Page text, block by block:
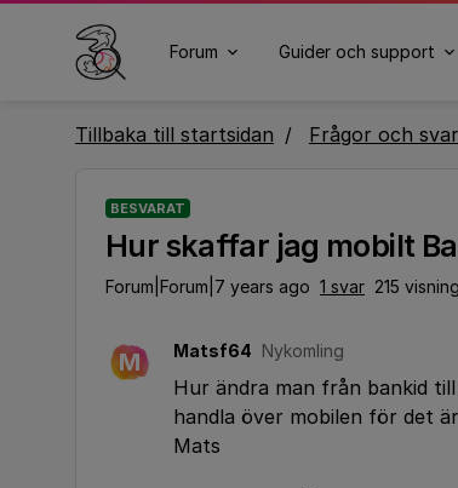
Forum Guider och support
Tillbaka till startsidan Frågor och svar
BESVARAT
Hur skaffar jag mobilt
Forum|Forum|7 years ago 1 svar 215
M Matsf64 Nykomling
Hur ändra man från bankid
handla över mobilen för det
Mats